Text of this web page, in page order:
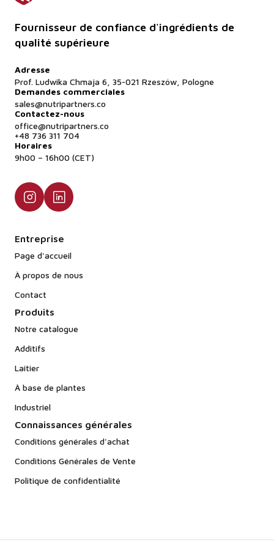
Fournisseur de confiance d'ingrédients de
qualité supérieure
Adresse
Prof. Ludwika Chmaja 6, 35-021 Rzeszów, Pologne
Demandes commerciales
sales@nutripartners.co
Contactez-nous
office@nutripartners.co
+48 736 311 704
Horaires
9h00 – 16h00 (CET)
Entreprise
Page d'accueil
À propos de nous
Contact
Produits
Notre catalogue
Additifs
Laitier
À base de plantes
Industriel
Connaissances générales
Conditions générales d'achat
Conditions Générales de Vente
Politique de confidentialité